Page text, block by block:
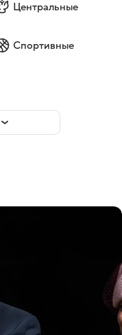
Центральные
Спортивные